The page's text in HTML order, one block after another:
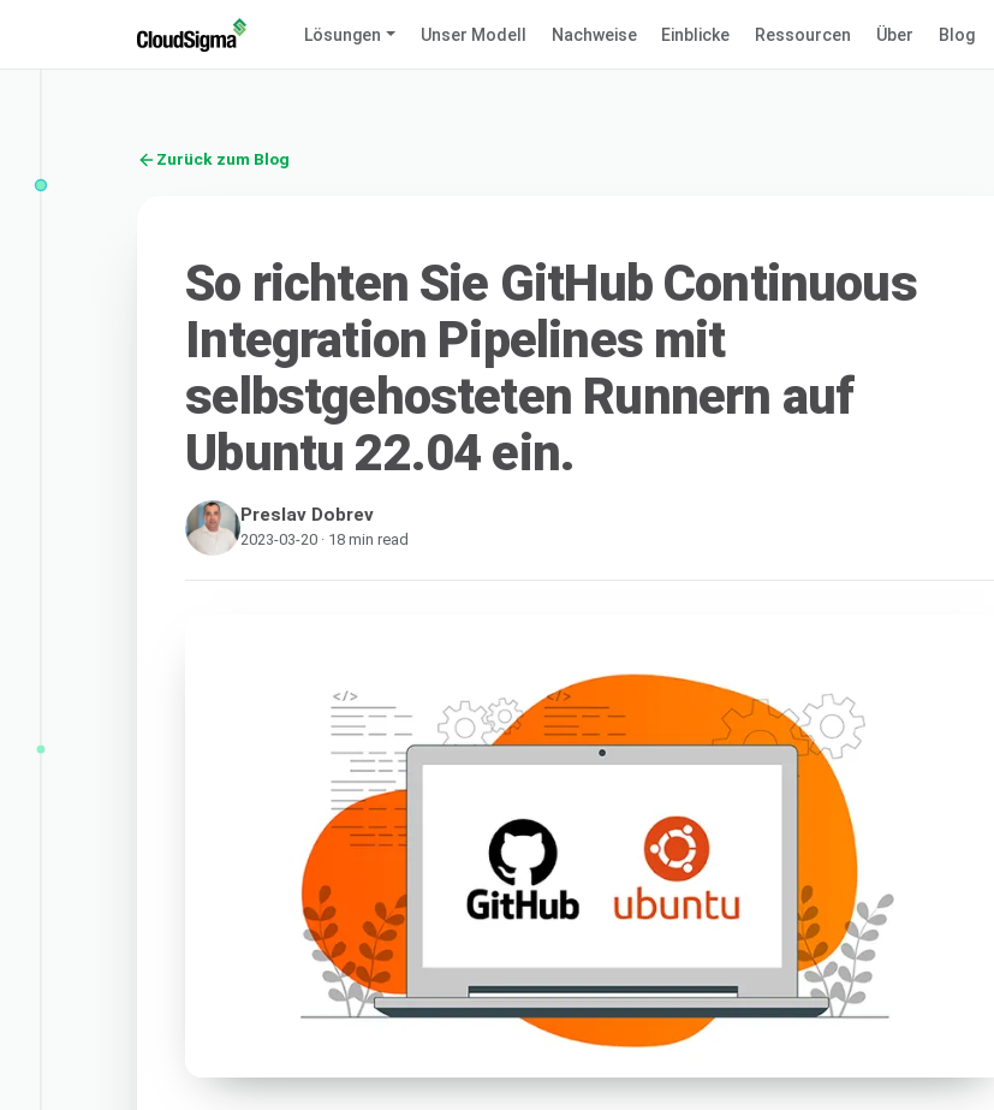
Lösungen Unser Modell Nachweise Einblicke Ressourcen Über Blog
Zurück zum Blog
So richten Sie GitHub Continuous
Integration Pipelines mit
selbstgehosteten Runnern auf
Ubuntu 22.04 ein.
Preslav Dobrev
2023-03-20 · 18 min read